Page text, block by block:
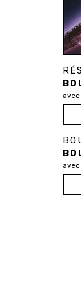
avec
avec